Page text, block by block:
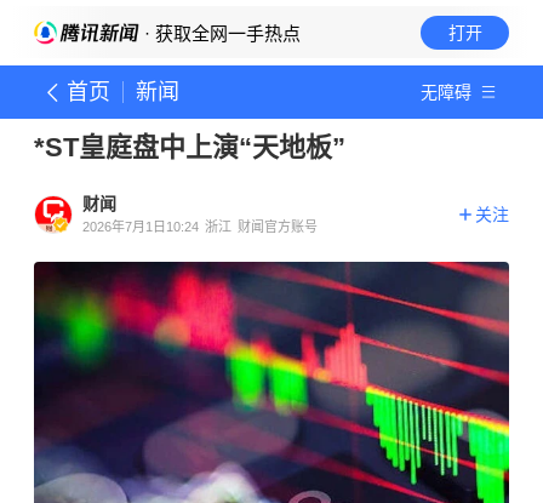
· 获取全网一手热点 打开
首页 新闻 无障碍
*ST皇庭盘中上演“天地板”
财闻
2026年7月1日10:24 浙江 财闻官方账号
关注